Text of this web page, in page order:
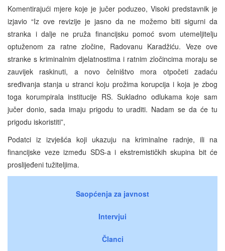
Komentirajući mjere koje je jučer poduzeo, Visoki predstavnik je
izjavio “Iz ove revizije je jasno da ne možemo biti sigurni da
stranka i dalje ne pruža financijsku pomoć svom utemeljitelju
optuženom za ratne zločine, Radovanu Karadžiću. Veze ove
stranke s kriminalnim djelatnostima i ratnim zločincima moraju se
zauvijek raskinuti, a novo čelništvo mora otpočeti zadaću
sređivanja stanja u stranci koju prožima korupcija i koja je zbog
toga korumpirala institucije RS. Sukladno odlukama koje sam
jučer donio, sada imaju prigodu to uraditi. Nadam se da će tu
prigodu iskoristiti”,
Podatci iz izvješća koji ukazuju na kriminalne radnje, ili na
financijske veze između SDS-a i ekstremističkih skupina bit će
proslijeđeni tužiteljima.
Saopćenja za javnost
Intervjui
Članci